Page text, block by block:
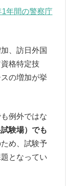
年間の警察庁
、訪日外国
格特定技
の増加が挙
例外ではな
験場）でも
め、試験予
となってい